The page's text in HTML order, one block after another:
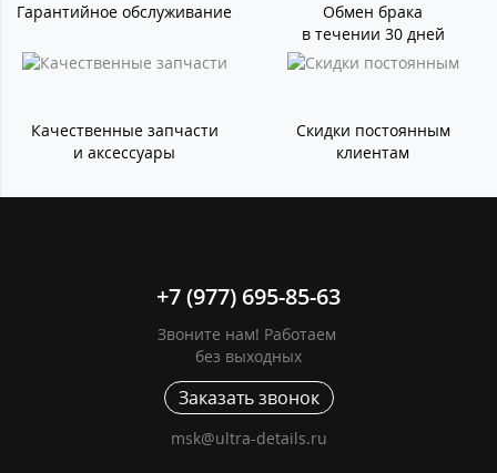
Гарантийное обслуживание
Обмен брака
в течении 30 дней
Качественные запчасти
и аксессуары
Скидки постоянным
клиентам
+7 (977) 695-85-63
Звоните нам! Работаем
без выходных
Заказать звонок
msk@ultra-details.ru